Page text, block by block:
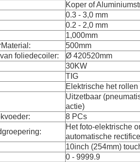
Koper of
0.3 - 3,0 mm
0.2 - 2,0 mm
1,000mm
500mm
foliedecoiler:
Ø 420520mm
30KW
TIG
Elektrische het
Uitzetbaar
actie)
8 PCs
Het foto-elektrische
automatische
10inch (254mm)
0 - 9999.9